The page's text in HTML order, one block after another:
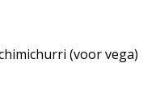
(voor vega)